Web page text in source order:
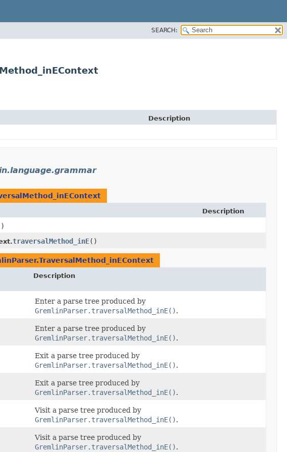
SEARCH:
Description
Description
traversalMethod_inE()
Description
Enter a parse tree produced by
GremlinParser.traversalMethod_inE().
Enter a parse tree produced by
GremlinParser.traversalMethod_inE().
Exit a parse tree produced by
GremlinParser.traversalMethod_inE().
Exit a parse tree produced by
GremlinParser.traversalMethod_inE().
Visit a parse tree produced by
GremlinParser.traversalMethod_inE().
Visit a parse tree produced by
GremlinParser.traversalMethod_inE().